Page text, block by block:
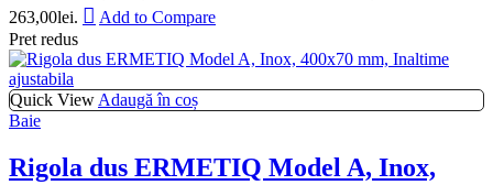
263,00lei.
Add to Compare
Pret redus
Quick View Adaugă în coș
Baie
Rigola dus ERMETIQ Model A, Inox,